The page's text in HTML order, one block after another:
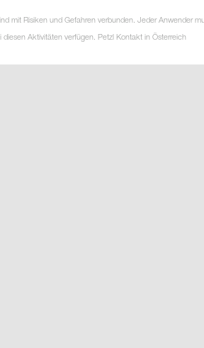
mit Risiken und Gefahren verbunden. Jeder Anwender
diesen Aktivitäten verfügen. Petzl Kontakt in Österreich